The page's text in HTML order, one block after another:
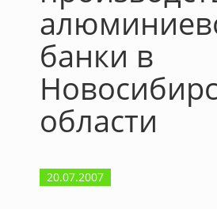
банки в
области
20.07.2007